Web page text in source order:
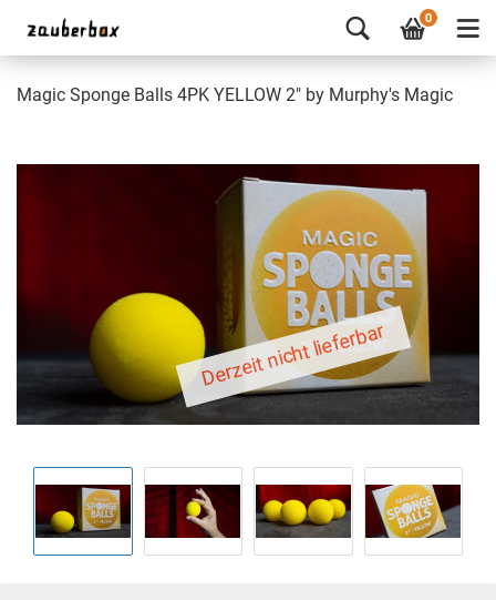
0
Magic Sponge Balls 4PK YELLOW 2" by Murphy's Magic
Derzeit nicht lieferbar